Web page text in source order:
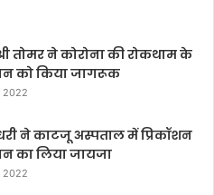
तोमर ने कोरोना की रोकथाम के
को किया जागरूक
2022
ने काटजू अस्पताल में प्रिकॉशन
का लिया जायजा
2022